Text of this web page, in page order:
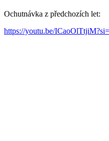
Ochutnávka z předchozích let:
https://youtu.be/